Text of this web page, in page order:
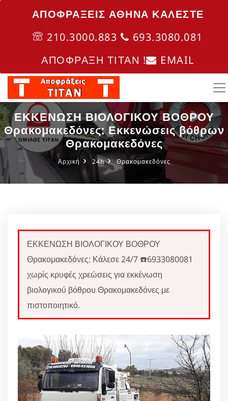
ΑΠΟΦΡΑΞΕΙΣ ΑΘΗΝΑ ΚΑΛΈΣΤΕ
210.3000.883
693.3080.081
ΑΠΟΦΡΑΞΗ ΤΙΤΑΝ !
EMAIL
ΕΚΚΕΝΩΣΗ ΒΙΟΛΟΓΙΚΟΥ ΒΟΘΡΟΥ
Θρακομακεδόνες: Εκκενώσεις βόθρων
Θρακομακεδόνες
Αρχική 24h Θρακομακεδόνες
ΕΚΚΕΝΩΣΗ ΒΙΟΛΟΓΙΚΟΥ ΒΟΘΡΟΥ
Θρακομακεδόνες: Κάλεσε 24/7 ☎️6933080081
χωρίς κρυφές χρεώσεις για εκκένωση
βιολογικού βόθρου Θρακομακεδόνες με
πιστοποιητικό.